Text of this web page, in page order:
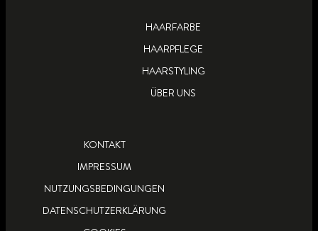
HAARFARBE
HAARPFLEGE
HAARSTYLING
ÜBER UNS
KONTAKT
IMPRESSUM
NUTZUNGSBEDINGUNGEN
DATENSCHUTZERKLÄRUNG